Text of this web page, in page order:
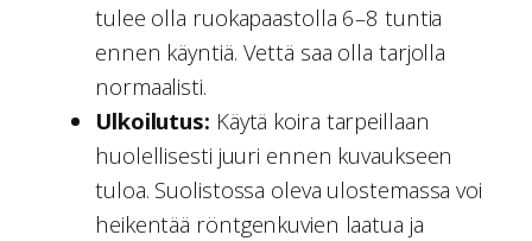
tulee olla ruokapaastolla 6–8 tuntia
ennen käyntiä. Vettä saa olla tarjolla
normaalisti.
Ulkoilutus: Käytä koira tarpeillaan
huolellisesti juuri ennen kuvaukseen
tuloa. Suolistossa oleva ulostemassa voi
heikentää röntgenkuvien laatua ja